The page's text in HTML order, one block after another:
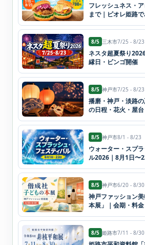
フレッシュネス・
まで｜ピオレ姫路
8/5 三木市7/25 - 8/23
ネスタ超夏祭り
縁日・ビンゴ開催
8/5 神戸市7/25 - 8/23
播磨・神戸・淡路
の日程・花火・屋台
8/5 神戸市8/1 - 8/23
ウォーター・スプ
ル2026｜8月1日〜
8/5 神戸市6/20 - 8/30
神戸ファッション
本展」｜会期・料
8/5 姫路市7/11 - 8/30